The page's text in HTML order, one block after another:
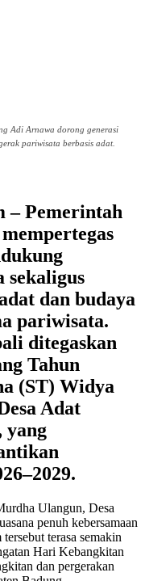
Adi Arnawa dorong generasi
pariwisata berbasis adat.
– Pemerintah
sekaligus
dan budaya
pariwisata.
ditegaskan
Tahun
(ST) Widya
Adat
yang
Ulangun, Desa
penuh kebersamaan
terasa semakin
Hari Kebangkitan
dan pergerakan